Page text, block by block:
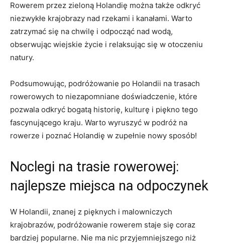
Rowerem przez ‍zieloną ‌Holandię można także odkryć
niezwykłe krajobrazy nad rzekami i ​kanałami. Warto
zatrzymać się na chwilę i odpocząć nad wodą,⁤
obserwując⁢ wiejskie życie i relaksując się w otoczeniu
natury.
Podsumowując,​ podróżowanie ⁣po Holandii na trasach
rowerowych ‍to niezapomniane‌ doświadczenie, które ​
pozwala odkryć bogatą historię, kulturę ‍i piękno tego
fascynującego kraju. Warto wyruszyć w podróż na ​
rowerze i poznać Holandię w ⁤zupełnie ‌nowy sposób!
Noclegi na trasie rowerowej:
najlepsze miejsca⁢ na odpoczynek
W Holandii, znanej z​ pięknych i malowniczych​
krajobrazów, podróżowanie rowerem staje się coraz
⁣bardziej popularne. Nie ma nic przyjemniejszego‍ niż